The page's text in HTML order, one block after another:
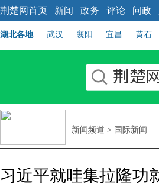
荆楚网首页 新闻 政务 评论 问政
湖北各地 武汉 襄阳 宜昌 黄石
新闻频道 > 国际新闻
习近平就哇集拉隆功